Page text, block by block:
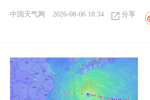
中国天气网 2026-08-06 18:34 分享